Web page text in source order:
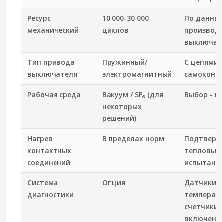
Ресурс
механический
10 000-30 000
циклов
По
Тип привода
выключателя
Пружинный/
электромагнитный
С цепями
Рабочая среда
Вакуум / SF₆ (для
некоторых
решений)
Выбор -
Нагрев
контактных
соединений
В пределах норм
Система
диагностики
Опция
Датчики
счетчики